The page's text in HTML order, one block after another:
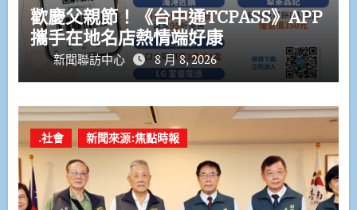
歡慶父親節！《台中通TCPASS》APP
攜手在地名店熱情端好康
新聞聯訪中心 8 月 8, 2026
.社會 新聞來源:焦點時報